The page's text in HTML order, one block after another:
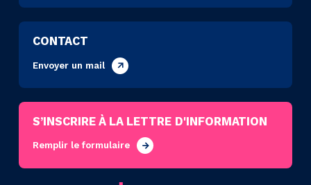
CONTACT
Envoyer un mail
S’INSCRIRE À LA LETTRE D'INFORMATION
Remplir le formulaire